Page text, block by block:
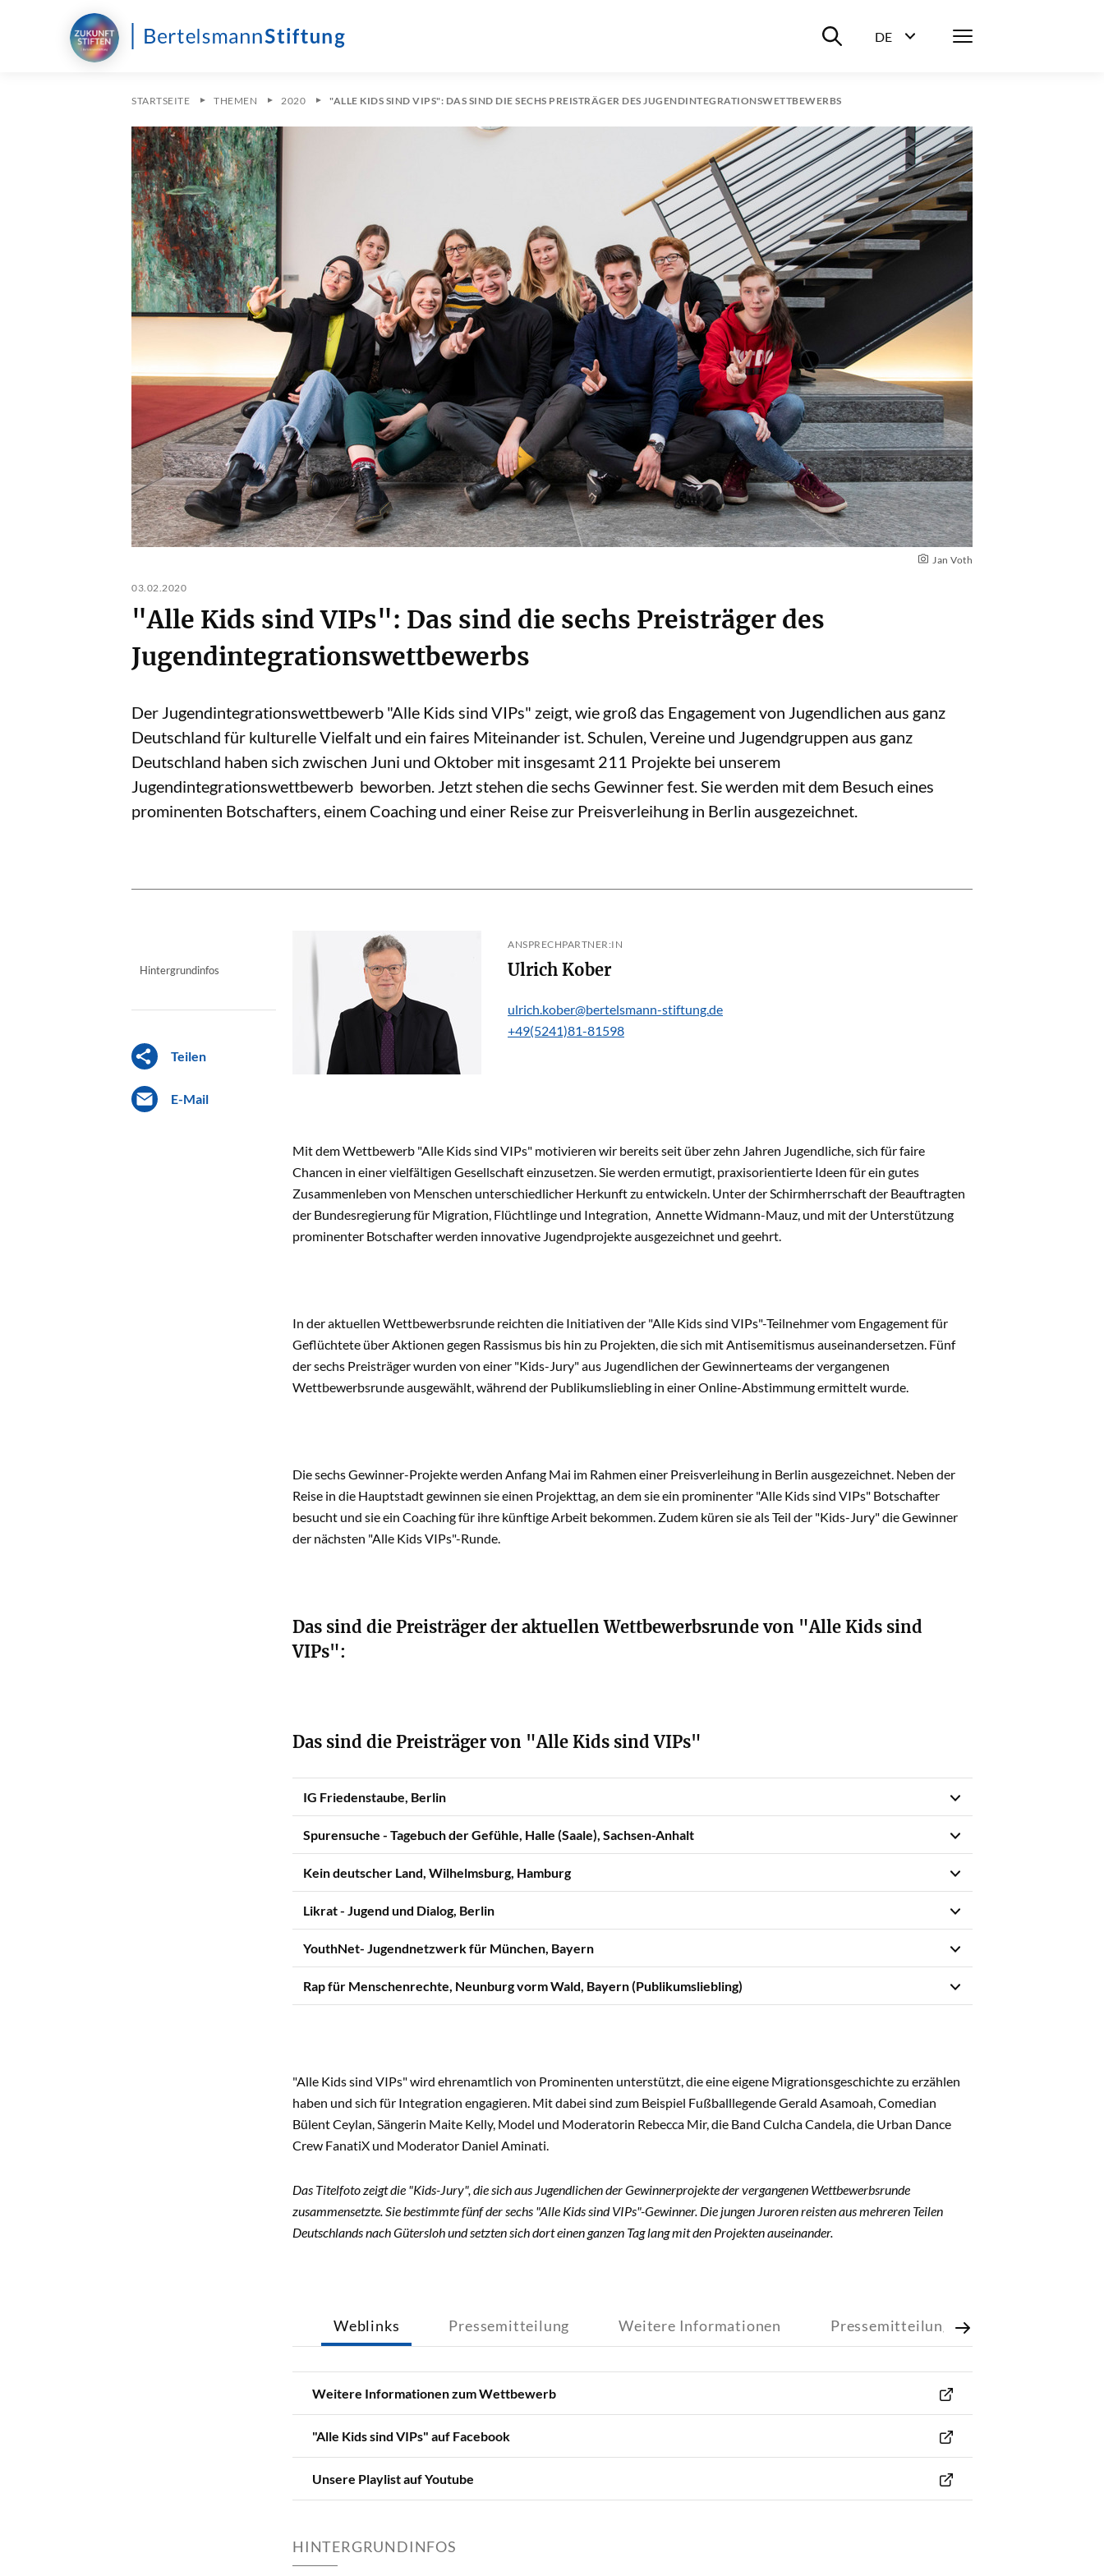
Suche ein-/ausblenden
DE
Menü
STARTSEITE THEMEN 2020 "ALLE KIDS SIND VIPS": DAS SIND DIE SECHS PREISTRÄGER DES JUGENDINTEGRATIONSWETTBEWERBS
Jan Voth
03.02.2020
"Alle Kids sind VIPs": Das sind die sechs Preisträger des
Jugendintegrationswettbewerbs
Der Jugendintegrationswettbewerb "Alle Kids sind VIPs" zeigt, wie groß das Engagement von Jugendlichen aus ganz
Deutschland für kulturelle Vielfalt und ein faires Miteinander ist. Schulen, Vereine und Jugendgruppen aus ganz
Deutschland haben sich zwischen Juni und Oktober mit insgesamt 211 Projekte bei unserem
Jugendintegrationswettbewerb beworben. Jetzt stehen die sechs Gewinner fest. Sie werden mit dem Besuch eines
prominenten Botschafters, einem Coaching und einer Reise zur Preisverleihung in Berlin ausgezeichnet.
Hintergrundinfos
Teilen
E-Mail
ANSPRECHPARTNER:IN
Ulrich Kober
ulrich.kober@bertelsmann-stiftung.de
+49(5241)81-81598
Mit dem Wettbewerb "Alle Kids sind VIPs" motivieren wir bereits seit über zehn Jahren Jugendliche, sich für faire
Chancen in einer vielfältigen Gesellschaft einzusetzen. Sie werden ermutigt, praxisorientierte Ideen für ein gutes
Zusammenleben von Menschen unterschiedlicher Herkunft zu entwickeln. Unter der Schirmherrschaft der Beauftragten
der Bundesregierung für Migration, Flüchtlinge und Integration, Annette Widmann-Mauz, und mit der Unterstützung
prominenter Botschafter werden innovative Jugendprojekte ausgezeichnet und geehrt.
In der aktuellen Wettbewerbsrunde reichten die Initiativen der "Alle Kids sind VIPs"-Teilnehmer vom Engagement für
Geflüchtete über Aktionen gegen Rassismus bis hin zu Projekten, die sich mit Antisemitismus auseinandersetzen. Fünf
der sechs Preisträger wurden von einer "Kids-Jury" aus Jugendlichen der Gewinnerteams der vergangenen
Wettbewerbsrunde ausgewählt, während der Publikumsliebling in einer Online-Abstimmung ermittelt wurde.
Die sechs Gewinner-Projekte werden Anfang Mai im Rahmen einer Preisverleihung in Berlin ausgezeichnet. Neben der
Reise in die Hauptstadt gewinnen sie einen Projekttag, an dem sie ein prominenter "Alle Kids sind VIPs" Botschafter
besucht und sie ein Coaching für ihre künftige Arbeit bekommen. Zudem küren sie als Teil der "Kids-Jury" die Gewinner
der nächsten "Alle Kids VIPs"-Runde.
Das sind die Preisträger der aktuellen Wettbewerbsrunde von "Alle Kids sind
VIPs":
Das sind die Preisträger von "Alle Kids sind VIPs"
IG Friedenstaube, Berlin
Spurensuche - Tagebuch der Gefühle, Halle (Saale), Sachsen-Anhalt
Kein deutscher Land, Wilhelmsburg, Hamburg
Likrat - Jugend und Dialog, Berlin
YouthNet- Jugendnetzwerk für München, Bayern
Rap für Menschenrechte, Neunburg vorm Wald, Bayern (Publikumsliebling)
"Alle Kids sind VIPs" wird ehrenamtlich von Prominenten unterstützt, die eine eigene Migrationsgeschichte zu erzählen
haben und sich für Integration engagieren. Mit dabei sind zum Beispiel Fußballlegende Gerald Asamoah, Comedian
Bülent Ceylan, Sängerin Maite Kelly, Model und Moderatorin Rebecca Mir, die Band Culcha Candela, die Urban Dance
Crew FanatiX und Moderator Daniel Aminati.
Das Titelfoto zeigt die "Kids-Jury", die sich aus Jugendlichen der Gewinnerprojekte der vergangenen Wettbewerbsrunde
zusammensetzte. Sie bestimmte fünf der sechs "Alle Kids sind VIPs"-Gewinner. Die jungen Juroren reisten aus mehreren Teilen
Deutschlands nach Gütersloh und setzten sich dort einen ganzen Tag lang mit den Projekten auseinander.
Nach rechts
Weblinks Pressemitteilung Weitere Informationen Pressemitteilung
Weitere Informationen zum Wettbewerb
"Alle Kids sind VIPs" auf Facebook
Unsere Playlist auf Youtube
HINTERGRUNDINFOS